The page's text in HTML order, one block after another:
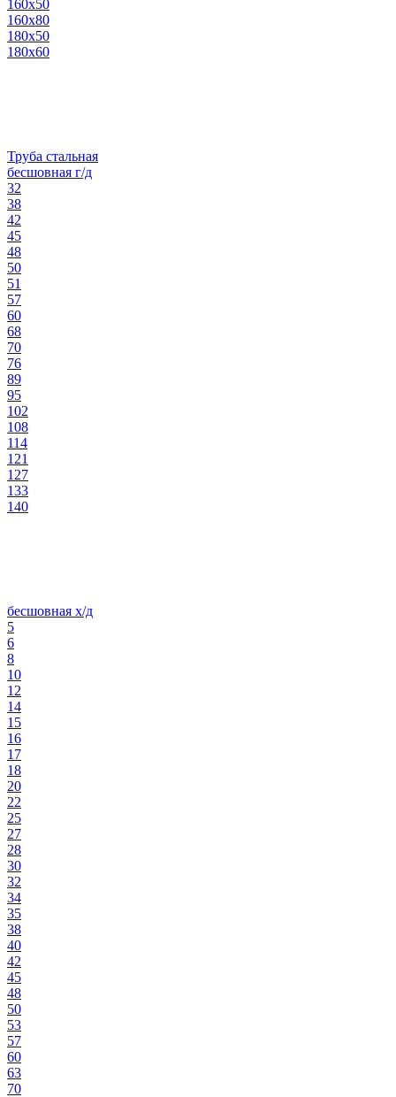
160х50
160х80
180х50
180х60
Труба стальная
бесшовная г/д
32
38
42
45
48
50
51
57
60
68
70
76
89
95
102
108
114
121
127
133
140
бесшовная х/д
5
6
8
10
12
14
15
16
17
18
20
22
25
27
28
30
32
34
35
38
40
42
45
48
50
53
57
60
63
70